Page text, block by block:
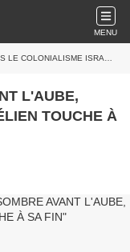
MENU
ISRAÉLIEN TOUCHE À SA FIN
L'AUBE,
TOUCHE À